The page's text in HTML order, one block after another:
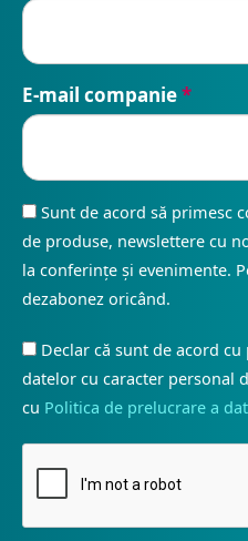
E-mail companie*
Sunt de acord să primesc
de produse, newslettere cu
la conferințe și evenimente.
dezabonez oricând.
Declar că sunt de acord
datelor cu caracter personal
cu Politica de prelucrare a